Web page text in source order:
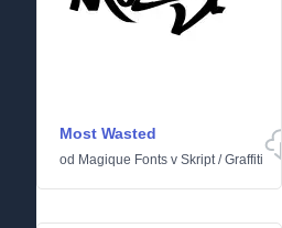
Most Wasted
od Magique Fonts v Skript/Graffiti